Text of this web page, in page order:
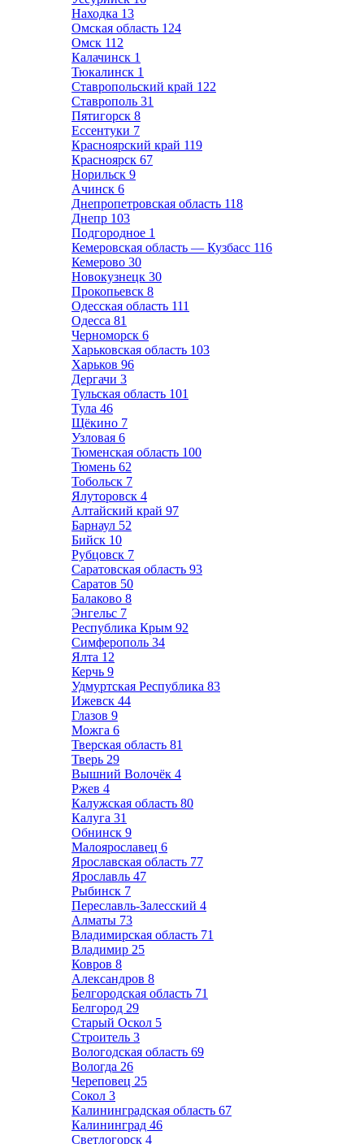
Находка 13
Омская область 124
Омск 112
Калачинск 1
Тюкалинск 1
Ставропольский край 122
Ставрополь 31
Пятигорск 8
Ессентуки 7
Красноярский край 119
Красноярск 67
Норильск 9
Ачинск 6
Днепропетровская область 118
Днепр 103
Подгородное 1
Кемеровская область — Кузбасс 116
Кемерово 30
Новокузнецк 30
Прокопьевск 8
Одесская область 111
Одесса 81
Черноморск 6
Харьковская область 103
Харьков 96
Дергачи 3
Тульская область 101
Тула 46
Щёкино 7
Узловая 6
Тюменская область 100
Тюмень 62
Тобольск 7
Ялуторовск 4
Алтайский край 97
Барнаул 52
Бийск 10
Рубцовск 7
Саратовская область 93
Саратов 50
Балаково 8
Энгельс 7
Республика Крым 92
Симферополь 34
Ялта 12
Керчь 9
Удмуртская Республика 83
Ижевск 44
Глазов 9
Можга 6
Тверская область 81
Тверь 29
Вышний Волочёк 4
Ржев 4
Калужская область 80
Калуга 31
Обнинск 9
Малоярославец 6
Ярославская область 77
Ярославль 47
Рыбинск 7
Переславль-Залесский 4
Алматы 73
Владимирская область 71
Владимир 25
Ковров 8
Александров 8
Белгородская область 71
Белгород 29
Старый Оскол 5
Строитель 3
Вологодская область 69
Вологда 26
Череповец 25
Сокол 3
Калининградская область 67
Калининград 46
Светлогорск 4